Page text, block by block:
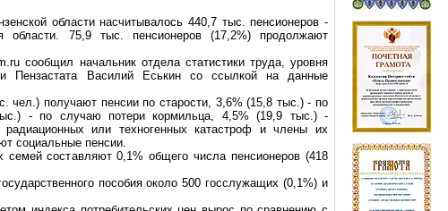
области насчитывалось 440,7 тыс. пенсионеров -
области. 75,9 тыс. пенсионеров (17,2%) продолжают
сообщил начальник отдела статистики труда, уровня
ПензастатаВасилий Еськин со ссылкой на данные
чел.) получают пенсии по старости, 3,6% (15,8 тыс.) - по
- по случаю потери кормильца, 4,5% (19,9 тыс.) -
радиационных или техногенных катастроф и члены их
социальные пенсии.
составляют 0,1% общего числа пенсионеров (418
пособия около 500 госслужащих (0,1%) и